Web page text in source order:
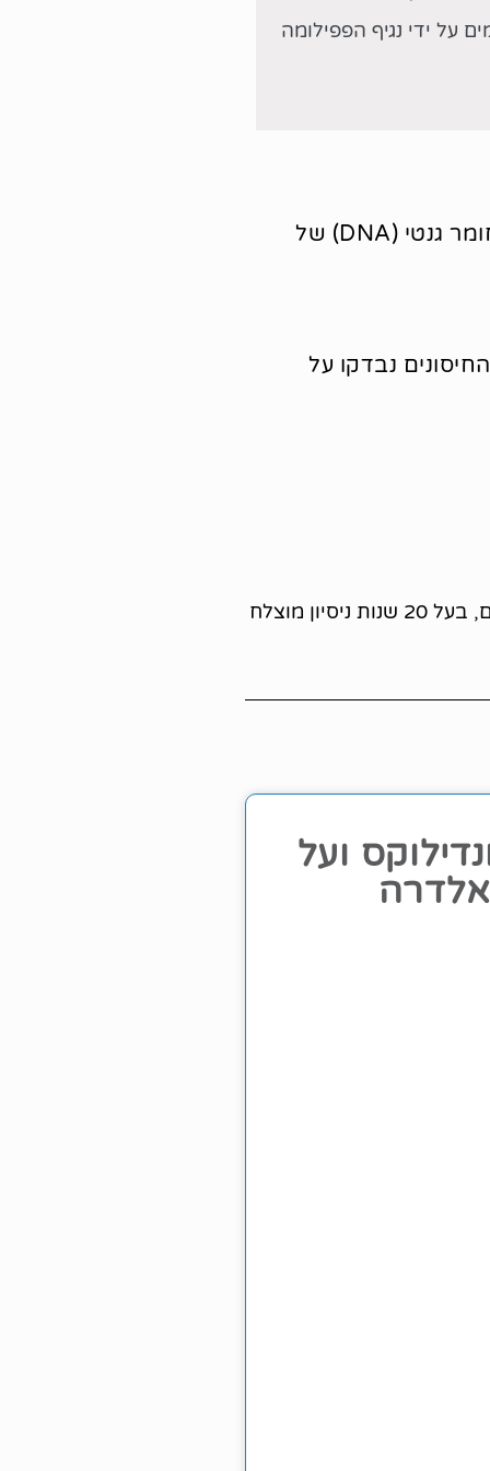
על ידי נגיף הפפילומה
לפי משרד הבריאות, החיסונים נגד נגיף הפפילומה מכילים רק מעטפת ריקה של הנגיף ואינם מכילים חומר גנטי (DNA) של
הלוואי. החיסונים נבדקו על
רופא בכיר במרכז בריאות האישה של קופת חולים כללית, מומחה בגינקולוגיה ורפואת צוואר הרחם, בעל 20 שנות ניסיון מוצלח
ועל